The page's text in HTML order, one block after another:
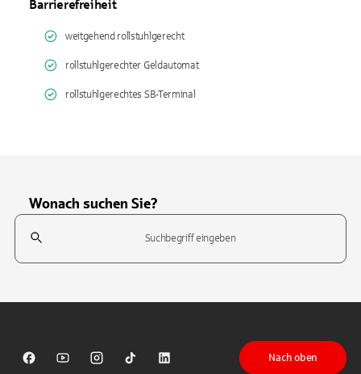
Barrierefreiheit
weitgehend rollstuhlgerecht
rollstuhlgerechter Geldautomat
rollstuhlgerechtes SB-Terminal
Wonach suchen Sie?
Suchfeld
Sparkasse auf Facebook
Sparkasse auf Youtube
Sparkasse auf Instagram
Sparkasse auf TikTok
Sparkasse auf LinkedIn
Nach oben